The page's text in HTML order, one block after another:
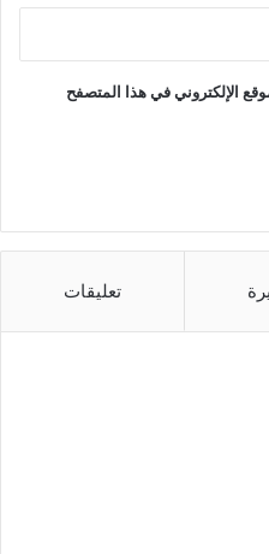
الإلكتروني في هذا المتصفح
تعليقات